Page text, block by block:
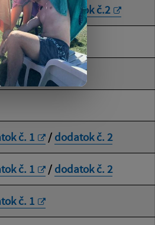
č. 1 /dodatok č.2
č. 1
č. 1 / dodatok č. 2
č. 1 / dodatok č. 2
č. 1